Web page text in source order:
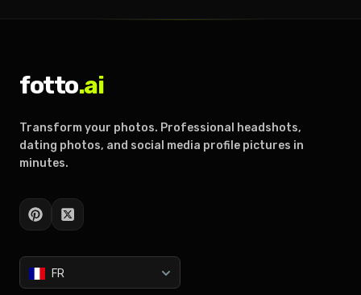
fotto.ai
Transform your photos. Professional headshots,
dating photos, and social media profile pictures in
minutes.
FR